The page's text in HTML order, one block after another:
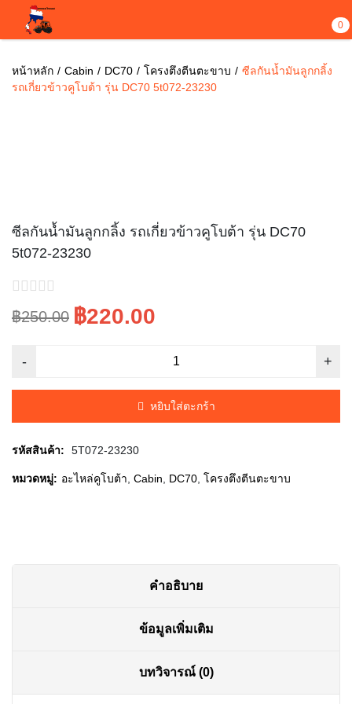
0
หน้าหลัก Cabin DC70 โครงตึงตีนตะขาบ
ซีลกันน้ำมันลูกกลิ้ง
รถเกี่ยวข้าวคูโบต้า รุ่น DC70 5t072-23230
ซีลกันน้ำมันลูกกลิ้ง รถเกี่ยวข้าวคูโบต้า รุ่น DC70
5t072-23230
฿250.00
Original
price
was:
฿250.00.
฿220.00
Current
price
is:
฿220.00.
หยิบใส่ตะกร้า
รหัสสินค้า: 5T072-23230
หมวดหมู่: อะไหล่คูโบต้า Cabin DC70 โครงตึงตีนตะขาบ
คำอธิบาย
ข้อมูลเพิ่มเติม
บทวิจารณ์ (0)